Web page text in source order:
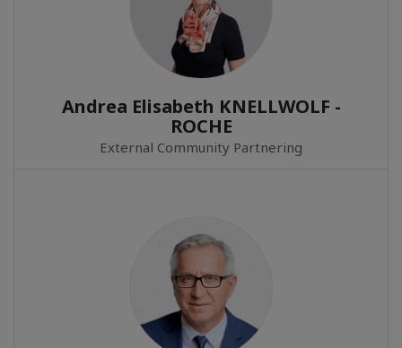
Andrea Elisabeth KNELLWOLF -
ROCHE
External Community Partnering